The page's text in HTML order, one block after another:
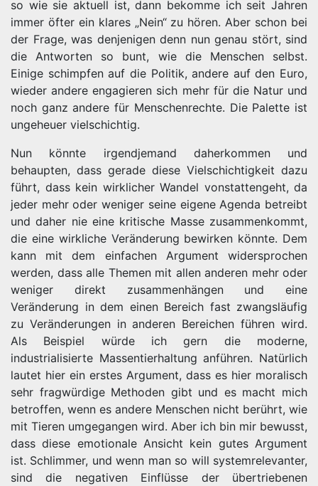
so wie sie aktuell ist, dann bekomme ich seit Jahren
immer öfter ein klares „Nein“ zu hören. Aber schon bei
der Frage, was denjenigen denn nun genau stört, sind
die Antworten so bunt, wie die Menschen selbst.
Einige schimpfen auf die Politik, andere auf den Euro,
wieder andere engagieren sich mehr für die Natur und
noch ganz andere für Menschenrechte. Die Palette ist
ungeheuer vielschichtig.
Nun könnte irgendjemand daherkommen und
behaupten, dass gerade diese Vielschichtigkeit dazu
führt, dass kein wirklicher Wandel vonstattengeht, da
jeder mehr oder weniger seine eigene Agenda betreibt
und daher nie eine kritische Masse zusammenkommt,
die eine wirkliche Veränderung bewirken könnte. Dem
kann mit dem einfachen Argument widersprochen
werden, dass alle Themen mit allen anderen mehr oder
weniger direkt zusammenhängen und eine
Veränderung in dem einen Bereich fast zwangsläufig
zu Veränderungen in anderen Bereichen führen wird.
Als Beispiel würde ich gern die moderne,
industrialisierte Massentierhaltung anführen. Natürlich
lautet hier ein erstes Argument, dass es hier moralisch
sehr fragwürdige Methoden gibt und es macht mich
betroffen, wenn es andere Menschen nicht berührt, wie
mit Tieren umgegangen wird. Aber ich bin mir bewusst,
dass diese emotionale Ansicht kein gutes Argument
ist. Schlimmer, und wenn man so will systemrelevanter,
sind die negativen Einflüsse der übertriebenen